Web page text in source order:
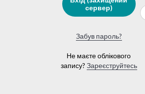
сервер)
Забув пароль?
Не маєте облікового
запису? Зареєструйтесь